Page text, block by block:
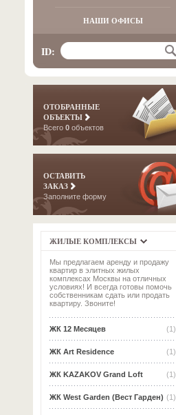
НАШИ ОФИСЫ
ID:
ОТОБРАННЫЕ
ОБЪЕКТЫ
Всего 0 объектов
ОСТАВИТЬ
ЗАКАЗ
Заполните форму
ЖИЛЫЕ КОМПЛЕКСЫ
Мы предлагаем аренду и продажу
квартир в элитных жилых
комплексах Москвы на отличных
условиях! И всегда готовы помочь
собственникам сдать или продать
квартиру. Звоните!
(1)
ЖК 12 Месяцев
(1)
ЖК Art Residence
(1)
ЖК KAZAKOV Grand Loft
(1)
ЖК West Garden (Вест Гарден)